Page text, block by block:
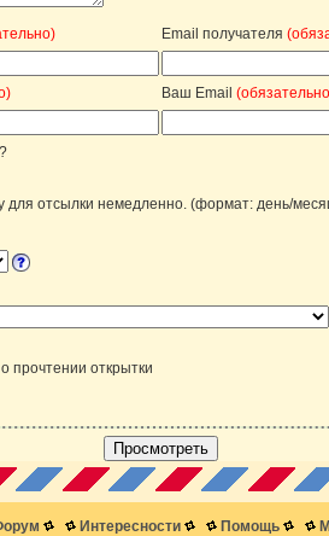
Email получателя
Ваш Email
для отсылки немедленно. (формат: день/
прочтении открытки
Интересности Помощь